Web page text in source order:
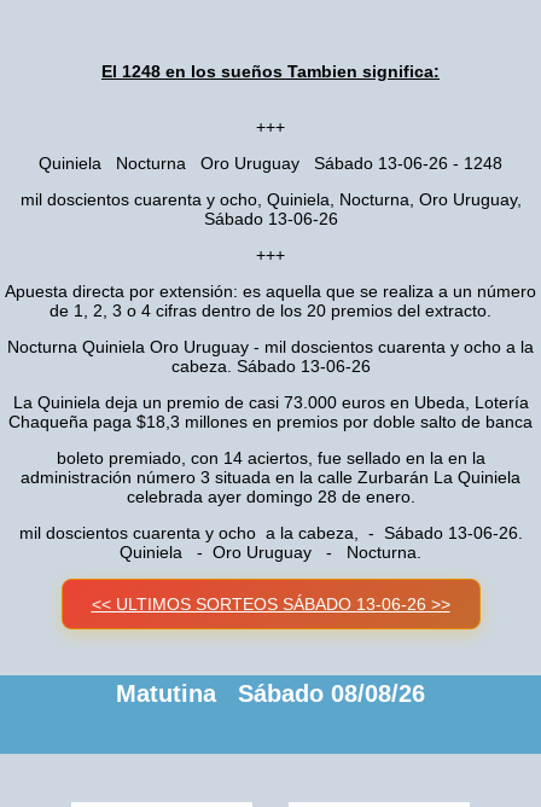
El 1248 en los sueños Tambien significa:
+++
Quiniela Nocturna Oro Uruguay Sábado 13-06-26 - 1248
mil doscientos cuarenta y ocho, Quiniela, Nocturna, Oro Uruguay,
Sábado 13-06-26
+++
Apuesta directa por extensión: es aquella que se realiza a un número
de 1, 2, 3 o 4 cifras dentro de los 20 premios del extracto.
Nocturna Quiniela Oro Uruguay - mil doscientos cuarenta y ocho a la
cabeza. Sábado 13-06-26
La Quiniela deja un premio de casi 73.000 euros en Ubeda, Lotería
Chaqueña paga $18,3 millones en premios por doble salto de banca
boleto premiado, con 14 aciertos, fue sellado en la en la
administración número 3 situada en la calle Zurbarán La Quiniela
celebrada ayer domingo 28 de enero.
mil doscientos cuarenta y ocho a la cabeza, - Sábado 13-06-26.
Quiniela - Oro Uruguay - Nocturna.
<< ULTIMOS SORTEOS SÁBADO 13-06-26 >>
Matutina Sábado 08/08/26